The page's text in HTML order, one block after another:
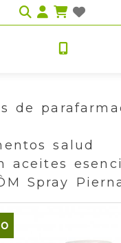
de
salud
aceites
Spray